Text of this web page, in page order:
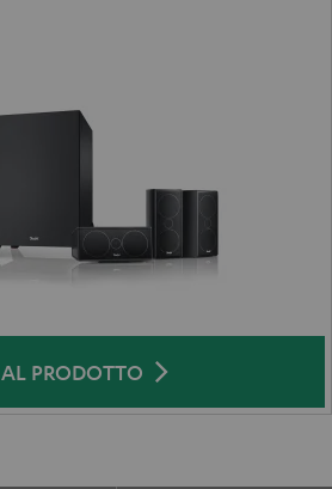
PRODOTTO